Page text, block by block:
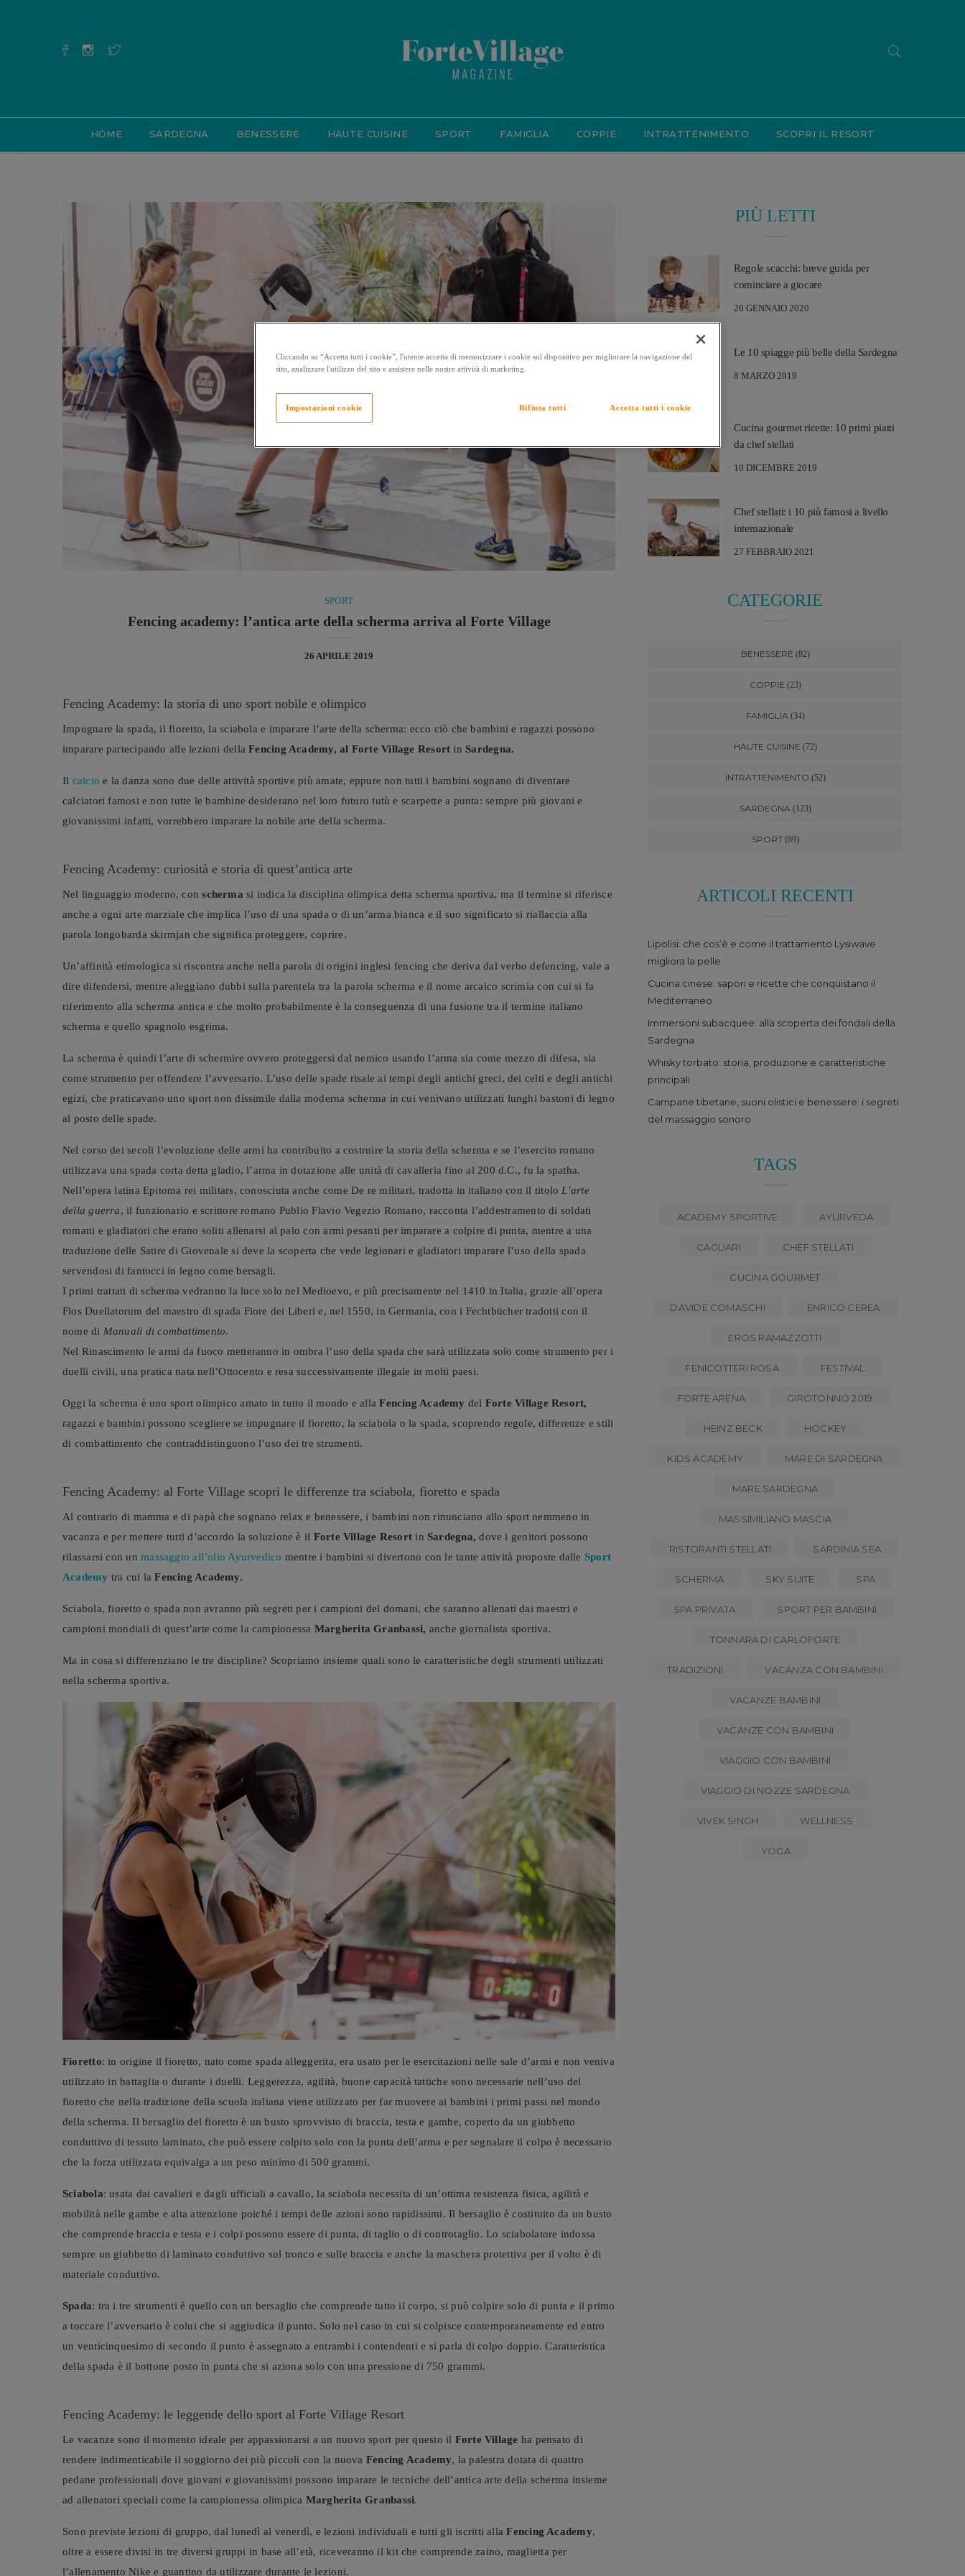
HOME SARDEGNA BENESSERE HAUTE CUISINE SPORT FAMIGLIA COPPIE INTRATTENIMENTO SCOPRI IL RESORT
SPORT
Fencing academy: l’antica arte della scherma arriva al Forte Village
26 APRILE 2019
Fencing Academy: la storia di uno sport nobile e olimpico
Impugnare la spada, il fioretto, la sciabola e imparare l’arte della scherma: ecco ciò che bambini e ragazzi possono
imparare partecipando alle lezioni dellaFencing Academy, al Forte Village Resort in Sardegna.
Il calcio e la danza sono due delle attività sportive più amate, eppure non tutti i bambini sognano di diventare
calciatori famosi e non tutte le bambine desiderano nel loro futuro tutù e scarpette a punta: sempre più giovani e
giovanissimi infatti, vorrebbero imparare la nobile arte della scherma.
Fencing Academy: curiosità e storia di quest’antica arte
Nel linguaggio moderno, conscherma si indica la disciplina olimpica detta scherma sportiva, ma il termine si riferisce
anche a ogni arte marziale che implica l’uso di una spada o di un’arma bianca e il suo significato si riallaccia alla
parola longobarda skirmjan che significa proteggere, coprire.
Un’affinità etimologica si riscontra anche nella parola di origini inglesi fencing che deriva dal verbo defencing, vale a
dire difendersi, mentre aleggiano dubbi sulla parentela tra la parola scherma e il nome arcaico scrimia con cui si fa
riferimento alla scherma antica e che molto probabilmente è la conseguenza di una fusione tra il termine italiano
scherma e quello spagnolo esgrima.
La scherma è quindi l’arte di schermire ovvero proteggersi dal nemico usando l’arma sia come mezzo di difesa, sia
come strumento per offendere l’avversario. L’uso delle spade risale ai tempi degli antichi greci, dei celti e degli antichi
egizi, che praticavano uno sport non dissimile dalla moderna scherma in cui venivano utilizzati lunghi bastoni di legno
al posto delle spade.
Nel corso dei secoli l’evoluzione delle armi ha contribuito a costruire la storia della scherma e se l’esercito romano
utilizzava una spada corta detta gladio, l’arma in dotazione alle unità di cavalleria fino al 200 d.C., fu la spatha.
Nell’opera latina Epitoma rei militars, conosciuta anche come De re militari, tradotta in italiano con il titolo L’arte
della guerra, il funzionario e scrittore romano Publio Flavio Vegezio Romano, racconta l’addestramento di soldati
romani e gladiatori che erano soliti allenarsi al palo con armi pesanti per imparare a colpire di punta, mentre a una
traduzione delle Satire di Giovenale si deve la scoperta che vede legionari e gladiatori imparare l’uso della spada
servendosi di fantocci in legno come bersagli.
I primi trattati di scherma vedranno la luce solo nel Medioevo, e più precisamente nel 1410 in Italia, grazie all’opera
Flos Duellatorum del maestro di spada Fiore dei Liberi e, nel 1550, in Germania, con i Fechtbücher tradotti con il
nome di Manuali di combattimento.
Nel Rinascimento le armi da fuoco metteranno in ombra l’uso della spada che sarà utilizzata solo come strumento per i
duelli civili, una pratica nata nell’Ottocento e resa successivamente illegale in molti paesi.
Oggi la scherma è uno sport olimpico amato in tutto il mondo e allaFencing Academy del Forte Village Resort,
ragazzi e bambini possono scegliere se impugnare il fioretto, la sciabola o la spada, scoprendo regole, differenze e stili
di combattimento che contraddistinguono l’uso dei tre strumenti.
Fencing Academy: al Forte Village scopri le differenze tra sciabola, fioretto e spada
Al contrario di mamma e di papà che sognano relax e benessere, i bambini non rinunciano allo sport nemmeno in
vacanza e per mettere tutti d’accordo la soluzione è il Forte Village Resort in Sardegna, dove i genitori possono
rilassarsi con unmassaggio all’olio Ayurvedico mentre i bambini si divertono con le tante attività proposte dalle Sport
Academy tra cui laFencing Academy.
Sciabola, fioretto o spada non avranno più segreti per i campioni del domani, che saranno allenati dai maestri e
campioni mondiali di quest’arte come la campionessa Margherita Granbassi, anche giornalista sportiva.
Ma in cosa si differenziano le tre discipline? Scopriamo insieme quali sono le caratteristiche degli strumenti utilizzati
nella scherma sportiva.
Fioretto: in origine il fioretto, nato come spada alleggerita, era usato per le esercitazioni nelle sale d’armi e non veniva
utilizzato in battaglia o durante i duelli. Leggerezza, agilità, buone capacità tattiche sono necessarie nell’uso del
fioretto che nella tradizione della scuola italiana viene utilizzato per far muovere ai bambini i primi passi nel mondo
della scherma. Il bersaglio del fioretto è un busto sprovvisto di braccia, testa e gambe, coperto da un giubbetto
conduttivo di tessuto laminato, che può essere colpito solo con la punta dell’arma e per segnalare il colpo è necessario
che la forza utilizzata equivalga a un peso minimo di 500 grammi.
Sciabola: usata dai cavalieri e dagli ufficiali a cavallo, la sciabola necessita di un’ottima resistenza fisica, agilità e
mobilità nelle gambe e alta attenzione poiché i tempi delle azioni sono rapidissimi. Il bersaglio è costituito da un busto
che comprende braccia e testa e i colpi possono essere di punta, di taglio o di controtaglio. Lo sciabolatore indossa
sempre un giubbetto di laminato conduttivo sul tronco e sulle braccia e anche la maschera protettiva per il volto è di
materiale conduttivo.
Spada: tra i tre strumenti è quello con un bersaglio che comprende tutto il corpo, si può colpire solo di punta e il primo
a toccare l’avversario è colui che si aggiudica il punto. Solo nel caso in cui si colpisce contemporaneamente ed entro
un venticinquesimo di secondo il punto è assegnato a entrambi i contendenti e si parla di colpo doppio. Caratteristica
della spada è il bottone posto in punta che si aziona solo con una pressione di 750 grammi.
Fencing Academy: le leggende dello sport al Forte Village Resort
Le vacanze sono il momento ideale per appassionarsi a un nuovo sport per questo il Forte Village ha pensato di
rendere indimenticabile il soggiorno dei più piccoli con la nuova Fencing Academy, la palestra dotata di quattro
pedane professionali dove giovani e giovanissimi possono imparare le tecniche dell’antica arte della scherma insieme
ad allenatori speciali come la campionessa olimpica Margherita Granbassi.
Sono previste lezioni di gruppo, dal lunedì al venerdì, e lezioni individuali e tutti gli iscritti allaFencing Academy,
oltre a essere divisi in tre diversi gruppi in base all’età, riceveranno il kit che comprende zaino, maglietta per
l’allenamento Nike e guantino da utilizzare durante le lezioni.
PIÙ LETTI
Regole scacchi: breve guida per
cominciare a giocare
20 GENNAIO 2020
Le 10 spiagge più belle della Sardegna
8 MARZO 2019
Cucina gourmet ricette: 10 primi piatti
da chef stellati
10 DICEMBRE 2019
Chef stellati: i 10 più famosi a livello
internazionale
27 FEBBRAIO 2021
CATEGORIE
BENESSERE (82)
COPPIE (23)
FAMIGLIA(34)
HAUTE CUISINE (72)
INTRATTENIMENTO (52)
SARDEGNA(123)
SPORT(89)
ARTICOLI RECENTI
Lipolisi: che cos’è e come il trattamento Lysiwave
migliora la pelle
Cucina cinese: sapori e ricette che conquistano il
Mediterraneo
Immersioni subacquee: alla scoperta dei fondali della
Sardegna
Whisky torbato: storia, produzione e caratteristiche
principali
Campane tibetane, suoni olistici e benessere: i segreti
del massaggio sonoro
TAGS
ACADEMY SPORTIVE AYURVEDA
CAGLIARI CHEF STELLATI
CUCINA GOURMET
DAVIDE COMASCHI ENRICO CEREA
EROS RAMAZZOTTI
FENICOTTERI ROSA FESTIVAL
FORTE ARENA GIROTONNO 2019
HEINZ BECK HOCKEY
KIDS ACADEMY MARE DI SARDEGNA
MARE SARDEGNA
MASSIMILIANO MASCIA
RISTORANTI STELLATI SARDINIA SEA
SCHERMA SKY SUITE SPA
SPA PRIVATA SPORT PER BAMBINI
TONNARA DI CARLOFORTE
TRADIZIONI VACANZA CON BAMBINI
VACANZE BAMBINI
VACANZE CON BAMBINI
VIAGGIO CON BAMBINI
VIAGGIO DI NOZZE SARDEGNA
VIVEK SINGH WELLNESS
YOGA
Cliccando su “Accetta tutti i cookie”, l'utente accetta di memorizzare i cookie sul dispositivo per migliorare la navigazione del
sito, analizzare l'utilizzo del sito e assistere nelle nostre attività di marketing.
Rifiuta tutti Accetta tutti i cookie
Impostazioni cookie